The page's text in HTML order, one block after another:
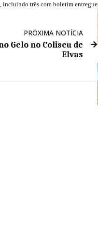
incluindo três com boletim entregue
PRÓXIMA NOTÍCIA
Gelo no Coliseu de
Elvas